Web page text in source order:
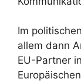
Im
allem dann
EU-Partner